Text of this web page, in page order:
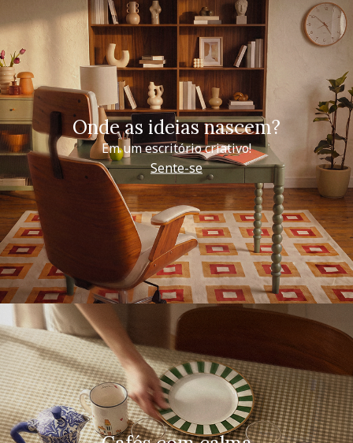
Onde as ideias nascem?
Em um escritório criativo!
Sente-se